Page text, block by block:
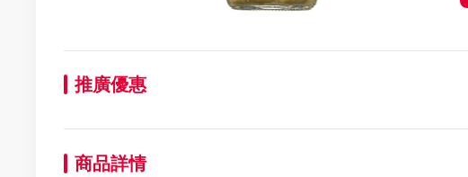
推廣優惠
商品詳情